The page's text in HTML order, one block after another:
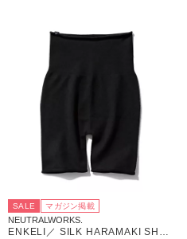
SALE マガジン掲載
NEUTRALWORKS.
ENKELI／ SILK HARAMAKI SHORTS